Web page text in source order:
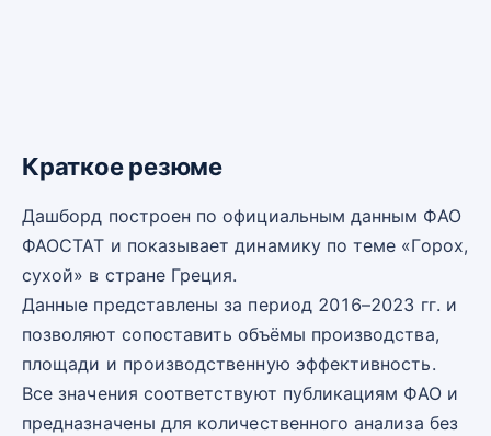
Краткое резюме
Дашборд построен по официальным данным ФАО
ФАОСТАТ и показывает динамику по теме «Горох,
сухой» в стране Греция.
Данные представлены за период 2016–2023 гг. и
позволяют сопоставить объёмы производства,
площади и производственную эффективность.
Все значения соответствуют публикациям ФАО и
предназначены для количественного анализа без